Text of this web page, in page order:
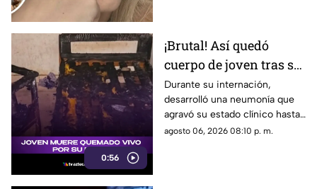
0:56
¡Brutal! Así quedó
cuerpo de joven tras ser
QUEMADO vivo por su
novia [VIDEO]
Durante su internación,
desarrolló una neumonía que
agravó su estado clínico hasta
que finalmente, falleció tras
agosto 06, 2026 08:10 p. m.